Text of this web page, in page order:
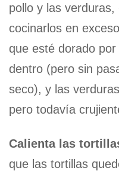
pollo y las
cocinarlos en
que esté dorado
dentro (pero sin
seco), y las
pero todavía
Calienta las
que las tortillas